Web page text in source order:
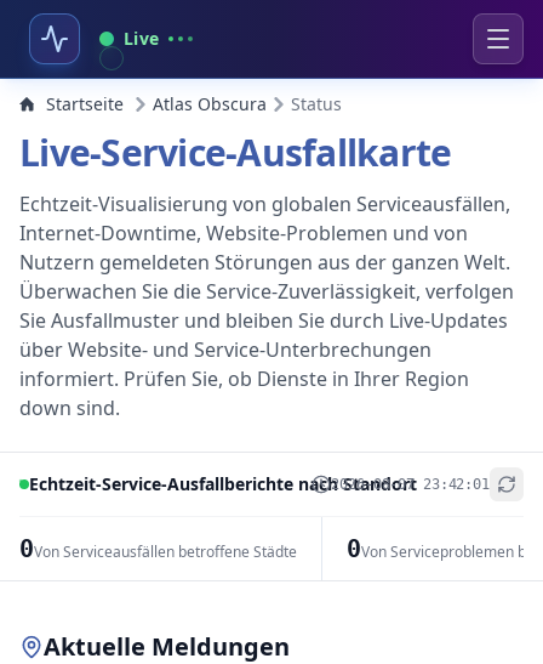
Live
Startseite Atlas Obscura Status
Live-Service-Ausfallkarte
Echtzeit-Visualisierung von globalen Serviceausfällen,
Internet-Downtime, Website-Problemen und von
Nutzern gemeldeten Störungen aus der ganzen Welt.
Überwachen Sie die Service-Zuverlässigkeit, verfolgen
Sie Ausfallmuster und bleiben Sie durch Live-Updates
über Website- und Service-Unterbrechungen
informiert. Prüfen Sie, ob Dienste in Ihrer Region
down sind.
Echtzeit-Service-Ausfallberichte nach Standort
2026-08-07 23:42:01
0Von Serviceausfällen betroffene Städte 0Von Serviceproblemen
+
Aktuelle Meldungen